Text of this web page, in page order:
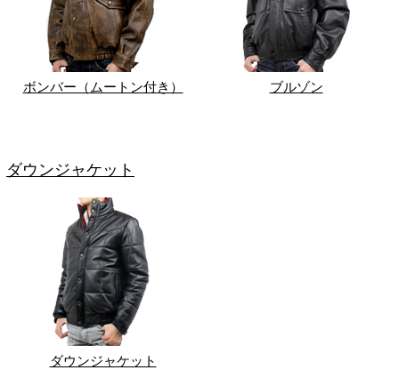
ボンバー（ムートン付き） ブルゾン
ダウンジャケット
ダウンジャケット